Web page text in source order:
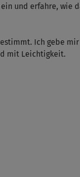
und erfahre, wie
Ich gebe
mit Leichtigkeit.